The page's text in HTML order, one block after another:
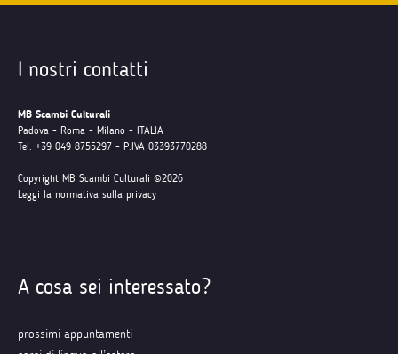
I nostri contatti
MB Scambi Culturali
Padova - Roma - Milano - ITALIA
Tel. +39 049 8755297 - P.IVA 03393770288
Copyright MB Scambi Culturali ©2026
Leggi la normativa sulla privacy
A cosa sei interessato?
prossimi appuntamenti